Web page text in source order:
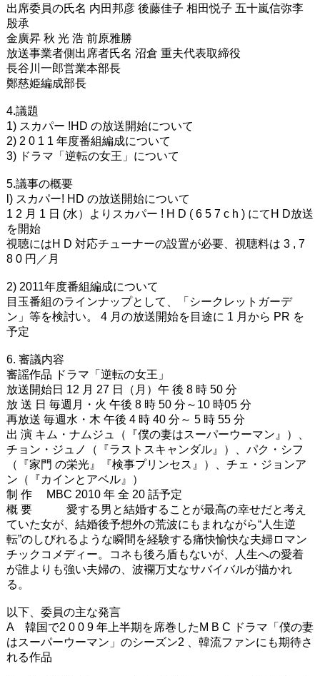
出席委員の氏名 内田邦彦 後藤佳子 相田悦子 五十嵐信弥李
殷承
金廣昇 秋 光 浩 前原雅勝
放送事業者側出席者氏名 沼倉 重夫代表取締役
長谷川一郎営業本部長
鄭慈姫編成部長
4.議題
1) スカパー !HD の放送開始について
2) 2 0 1 1 年度番組編成について
3) ドラマ「逆転の女王」について
5.議事の概要
l) スカパー! HD の放送開始について
1 2 月 1 日 (水）よりスカパー ! H D ( 6 5 7 c h ) にてH D放送
を開始
視聴にはH D 対応チューナーの設置が必要、視聴料は 3 , 7
8 0 円／月
2) 2011年度番組編成について
目玉番組のラインナップとして、「シークレットガーデ
ン」等を検討い。 4 月の放送開始を目途に 1 月から PR を
予定
6. 審議内容
審謡作品 ドラマ「逆転の女王」
放送開始日 12 月 27 日（月）午 後 8 時 50 分
放 送 日 毎週月・火 午後 8 時 50 分～10 時05 分
再放送 毎週水・木 午後 4 時 40 分～ 5 時 55 分
出 演 キム・ナムジュ（『僕の妻はスーパーウーマン』）、
チョン・ジュノ（『ラストスキャンダル』）、パク・シフ
（『家門 の栄光』『検事プリンセス』）、チェ・ジョンア
ン（『カインとアベル』）
制 作 MBC 2010 年 全 20 話予定
概 要 愛する男と結婚することが最高の幸せだと考え
ていた女が、結婚後予想外の荒波にもまれながら“人生逆
転”のしびれるような瞬間を経験する痛快愉快な夫婦ロマン
チックコメディー。コネも後ろ盾もないが、人生への愛着
が誰よりも強い夫婦の、波襴万丈なサバイバルが描かれ
る。
以下、委員の主な発言
A 韓国で2 0 0 9 年上半期を席巻したM B C ドラマ「僕の妻
はスーパーウーマン」のシーズン2 、韓流ファンにも期待さ
れる作品